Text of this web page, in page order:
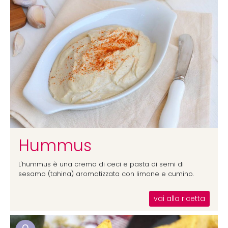
Hummus
L'hummus è una crema di ceci e pasta di semi di
sesamo (tahina) aromatizzata con limone e cumino.
vai alla ricetta